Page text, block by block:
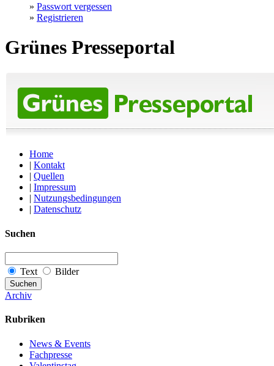
» Passwort vergessen
» Registrieren
Grünes Presseportal
Home
Kontakt
Quellen
Impressum
Nutzungsbedingungen
Datenschutz
Suchen
Text Bilder
Suchen
Archiv
Rubriken
News & Events
Fachpresse